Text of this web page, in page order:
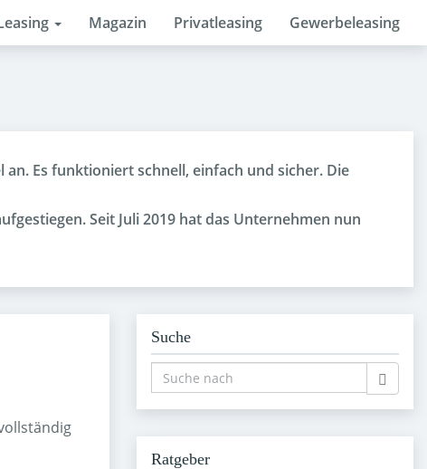
Magazin Privatleasing Gewerbeleasing
an. Es funktioniert schnell, einfach und sicher. Die
Seit Juli 2019 hat das Unternehmen nun
Suche
Ratgeber